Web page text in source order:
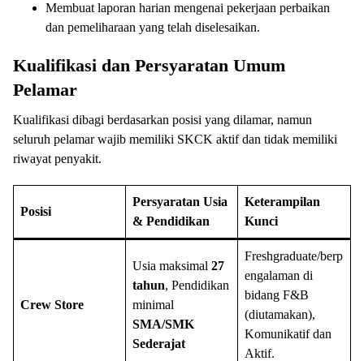
Membuat laporan harian mengenai pekerjaan perbaikan
dan pemeliharaan yang telah diselesaikan.
Kualifikasi dan Persyaratan Umum
Pelamar
Kualifikasi dibagi berdasarkan posisi yang dilamar, namun
seluruh pelamar wajib memiliki SKCK aktif dan tidak memiliki
riwayat penyakit.
Posisi
Persyaratan Usia
& Pendidikan
Keterampilan
Kunci
Crew Store
Usia maksimal 27
tahun, Pendidikan
minimal
SMA/SMK
Sederajat
Freshgraduate/berp
engalaman di
bidang F&B
(diutamakan),
Komunikatif dan
Aktif.